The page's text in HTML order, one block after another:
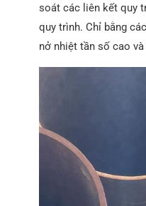
soát các liên kết quy
quy trình. Chỉ bằng
nở nhiệt tần số cao